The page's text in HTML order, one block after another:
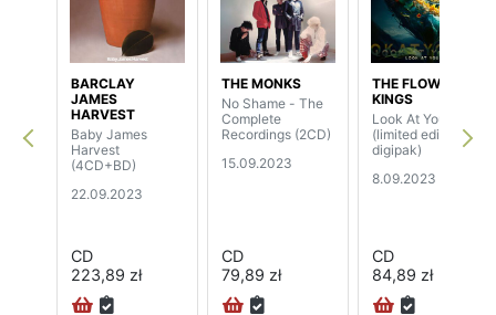
BARCLAY
JAMES
HARVEST
Baby James
Harvest
(4CD+BD)
22.09.2023
CD
223,89 zł
THE MONKS
No Shame - The
Complete
Recordings (2CD)
15.09.2023
CD
79,89 zł
THE FLOWER
KINGS
Look At You Now
(limited edition
digipak)
8.09.2023
CD
84,89 zł